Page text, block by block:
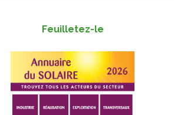
Feuilletez-le